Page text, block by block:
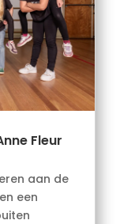
Fleur
aan de
een